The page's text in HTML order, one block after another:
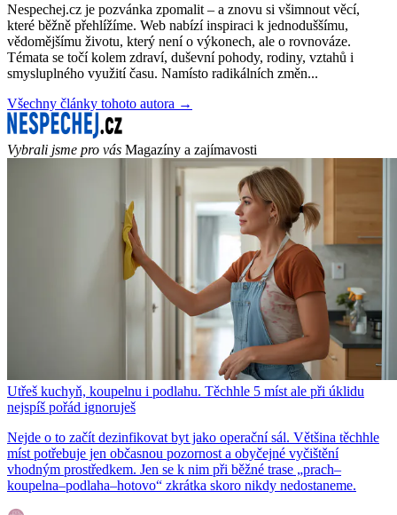
Nespechej.cz je pozvánka zpomalit – a znovu si všimnout věcí,
které běžně přehlížíme. Web nabízí inspiraci k jednoduššímu,
vědomějšímu životu, který není o výkonech, ale o rovnováze.
Témata se točí kolem zdraví, duševní pohody, rodiny, vztahů i
smysluplného využití času. Namísto radikálních změn...
Všechny články tohoto autora →
Vybrali jsme pro vás Magazíny a zajímavosti
Utřeš kuchyň, koupelnu i podlahu. Těchhle 5 míst ale při úklidu
nejspíš pořád ignoruješ
Nejde o to začít dezinfikovat byt jako operační sál. Většina těchhle
míst potřebuje jen občasnou pozornost a obyčejné vyčištění
vhodným prostředkem. Jen se k nim při běžné trase „prach–
koupelna–podlaha–hotovo“ zkrátka skoro nikdy nedostaneme.